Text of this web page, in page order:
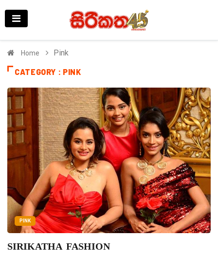
Home Pink
CATEGORY : PINK
PINK
SIRIKATHA FASHION